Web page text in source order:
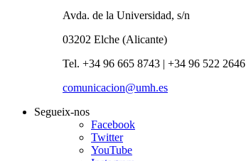
Avda. de la Universidad, s/n
03202 Elche (Alicante)
Tel. +34 96 665 8743 | +34 96 522 2646
comunicacion@umh.es
Segueix-nos
Facebook
Twitter
YouTube